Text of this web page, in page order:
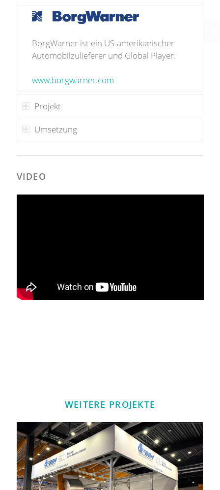
BorgWarner ist ein US-amerikanischer
Automobilzulieferer und Global Player.
www.borgwarner.com
Projekt
Umsetzung
VIDEO
WEITERE PROJEKTE